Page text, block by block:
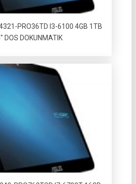
PRO36TD I3-6100 4GB 1TB
DOS DOKUNMATIK